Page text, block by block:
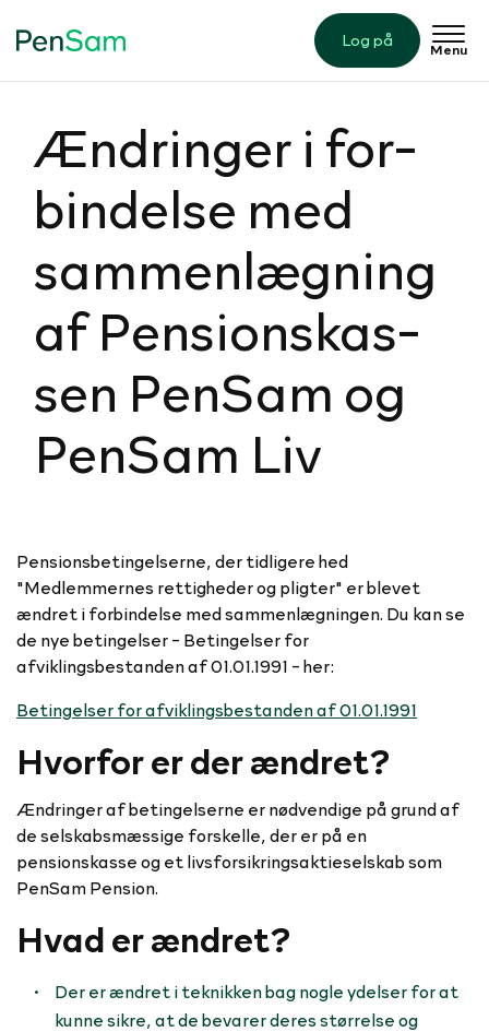
Log på Menu
Ændringer i for­
bin­delse med
sam­men­læg­ning
af Pen­sions­kas­
sen PenSam og
PenSam Liv
Pensionsbetingelserne, der tidligere hed
"Medlemmernes rettigheder og pligter" er blevet
ændret i forbindelse med sammenlægningen. Du kan se
de nye betingelser - Betingelser for
afviklingsbestanden af 01.01.1991 - her:
Betingelser for afviklingsbestanden af 01.01.1991
Hvorfor er der ændret?
Ændringer af betingelserne er nødvendige på grund af
de selskabsmæssige forskelle, der er på en
pensionskasse og et livsforsikringsaktieselskab som
PenSam Pension.
Hvad er ændret?
Der er ændret i teknikken bag nogle ydelser for at
kunne sikre, at de bevarer deres størrelse og